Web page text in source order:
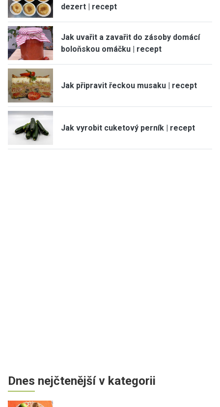
dezert | recept
Jak uvařit a zavařit do zásoby domácí
boloňskou omáčku | recept
Jak připravit řeckou musaku | recept
Jak vyrobit cuketový perník | recept
Dnes nejčtenější v kategorii